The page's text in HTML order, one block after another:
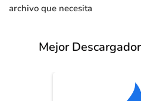
archivo que necesita
Mejor